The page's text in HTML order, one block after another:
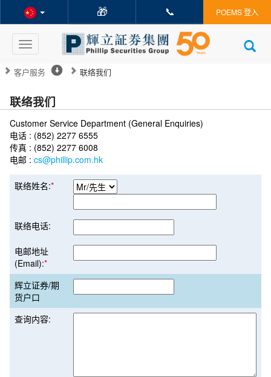
🎁 📞 POEMS 登入
Toggle
navigation
客户服务 联络我们
联络我们
Customer Service Department (General Enquiries)
电话 : (852) 2277 6555
传真 : (852) 2277 6008
电邮 : cs@phillip.com.hk
联络姓名:*
联络电话:
电邮地址
(Email):*
辉立证券/期
货户口
查询内容: